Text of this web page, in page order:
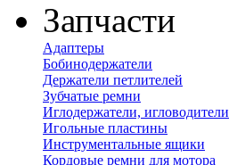
Запчасти
Адаптеры
Бобинодержатели
Держатели петлителей
Зубчатые ремни
Иглодержатели, игловодители
Игольные пластины
Инструментальные ящики
Кордовые ремни для мотора